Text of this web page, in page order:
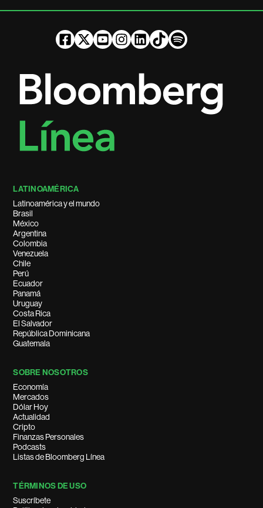
LATINOAMÉRICA
Latinoamérica y el mundo
Brasil
México
Argentina
Colombia
Venezuela
Chile
Perú
Ecuador
Panamá
Uruguay
Costa Rica
El Salvador
República Dominicana
Guatemala
SOBRE NOSOTROS
Economía
Mercados
Dólar Hoy
Actualidad
Cripto
Finanzas Personales
Podcasts
Listas de Bloomberg Línea
TÉRMINOS DE USO
Suscríbete